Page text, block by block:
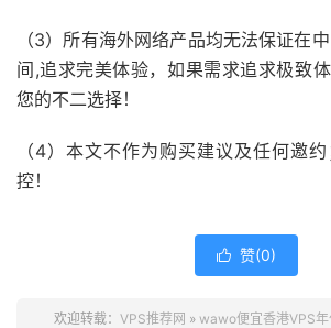
（3）所有海外网络产品均无法保证在
间,追求完美体验，如果需求追求极致
您的不二选择！
（4）本文不作为购买建议及任何邀
控！
 赞(0)
欢迎转载： VPS推荐网 » wawo便宜香港VPS